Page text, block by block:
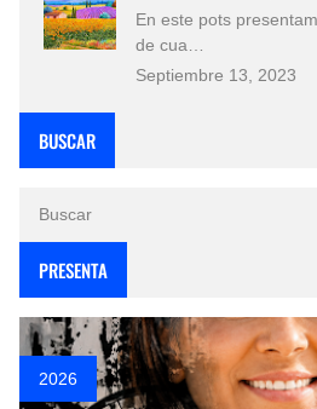
En este pots
de cua…
Septiembre 13, 2023
BUSCAR
PRESENTA
2026